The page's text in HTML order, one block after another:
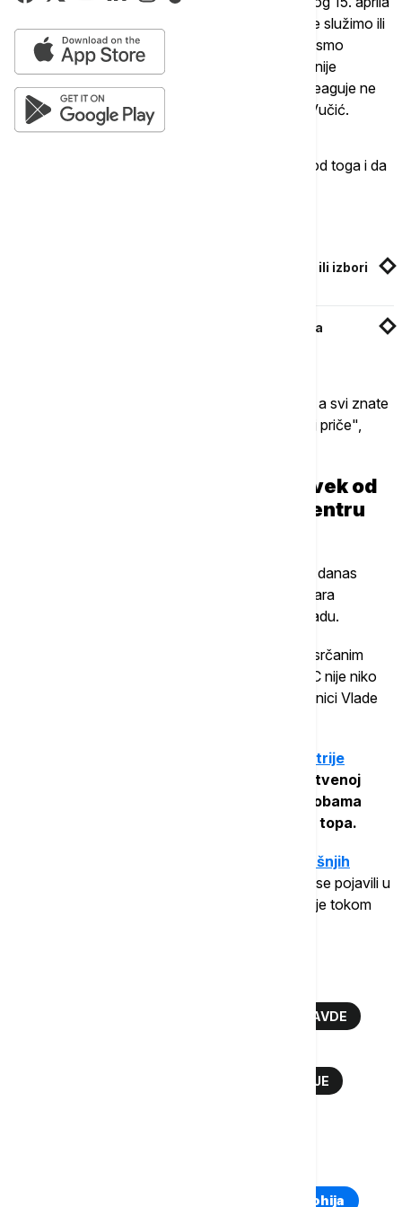
pa kažite da ničemu ne služite ili da mi ničemu ne služimo ili
da ja ne služim ničemu, da lepo svi priznamo da smo
nenadležni jer ne radimo svoj posao. Jer ako to nije
dovoljan poziv tužiocu ili bilo kome drugom da reaguje ne
znam šta drugo treba da bude poziv", rekao je Vučić.
Pozvao je sve da urade svoj posao i ništa više od toga i da
Vučić: Rok za formiranje Vlade Srbije 18. april ili izbori
Vučić: Danas je pobedila Srbija, uspeli smo da
"Onaj koji je lagao i svesno obmanjivao javnost, a svi znate
ko je i zašto taj mora da završi iza rešetaka i kraj priče",
Lončar: Rekli da je preminuo čovek od
zvučnog topa, a u Urgentnom centru
Ministar zdravlja Zlatibor Lončar demantovao je danas
navode o smrti jedne osobe zbog navodnog udara
zvučnog topa na jučerašnjem protestu u Beogradu.
"Rekli su da je preminuo čovek koji je došao sa srčanim
udarom, zbog zvučnog udara. Uvidom u UC i KC nije niko
preminuo od 11. 26 sati", rekao je Lončar na sednici Vlade
Urgentni centar najoštrije
da je juče u toj zdravstvenoj
ustanovi zbrinuto desetine građana sa tegobama
koje bi mogle da izazove upotreba zvučnog topa.
Ministarstvo unutrašnjih
takođe su demantovali navode koji su se pojavili u
pojedinim medijima i na društvenim mrežama da je tokom
MINISTARSTVO PRAVDE
DEZINFORMACIJE
Kosovo i Metohija